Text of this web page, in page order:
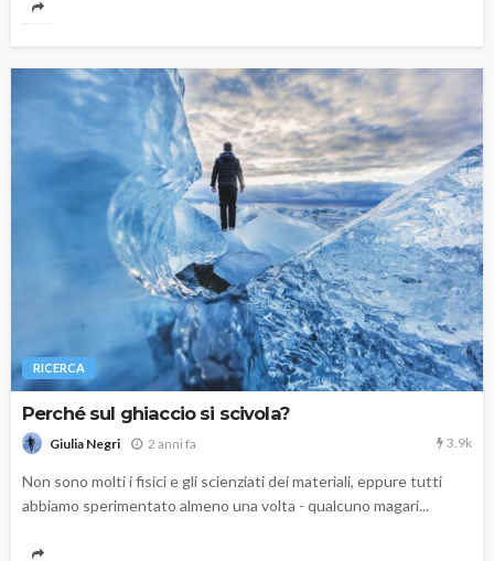
RICERCA
Perché sul ghiaccio si scivola?
Giulia Negri 2 anni fa 3.9k
Non sono molti i fisici e gli scienziati dei materiali, eppure tutti
abbiamo sperimentato almeno una volta - qualcuno magari...